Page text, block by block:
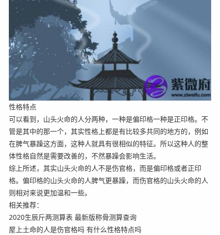
性格特点
可以看到，山头火命的人分两种，一种是偏印格一种是正印格。不
管是其中的那一个，其实性格上都是有比较多共同的地方的，例如
在脾气暴躁这方面，这种人就具有很相似的特征。所以这种人的整
体性格自然是需要改善的，不然暴躁会影响生活。
综上所述，其实山头火命的人不是伤官格，而是偏印格或者正印
格。偏印格的山头火命的人脾气更暴躁，而伤官格的山头火命的人
则相对来说更加温和一些。
相关推荐：
2020生辰斤两测算表 最新版称骨测算查询
屋上土命的人是伤官格吗 有什么性格特点吗